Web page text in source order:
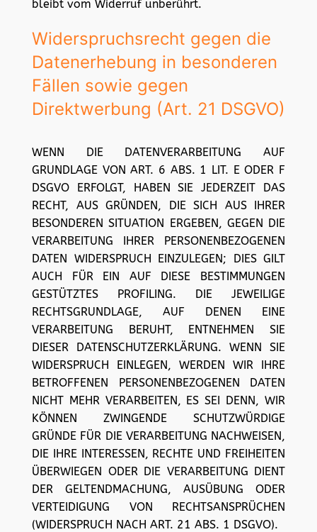
bleibt vom Widerruf unberührt.
Widerspruchsrecht gegen die
Datenerhebung in besonderen
Fällen sowie gegen
Direktwerbung (Art. 21 DSGVO)
WENN DIE DATENVERARBEITUNG AUF
GRUNDLAGE VON ART. 6 ABS. 1 LIT. E ODER F
DSGVO ERFOLGT, HABEN SIE JEDERZEIT DAS
RECHT, AUS GRÜNDEN, DIE SICH AUS IHRER
BESONDEREN SITUATION ERGEBEN, GEGEN DIE
VERARBEITUNG IHRER PERSONENBEZOGENEN
DATEN WIDERSPRUCH EINZULEGEN; DIES GILT
AUCH FÜR EIN AUF DIESE BESTIMMUNGEN
GESTÜTZTES PROFILING. DIE JEWEILIGE
RECHTSGRUNDLAGE, AUF DENEN EINE
VERARBEITUNG BERUHT, ENTNEHMEN SIE
DIESER DATENSCHUTZERKLÄRUNG. WENN SIE
WIDERSPRUCH EINLEGEN, WERDEN WIR IHRE
BETROFFENEN PERSONENBEZOGENEN DATEN
NICHT MEHR VERARBEITEN, ES SEI DENN, WIR
KÖNNEN ZWINGENDE SCHUTZWÜRDIGE
GRÜNDE FÜR DIE VERARBEITUNG NACHWEISEN,
DIE IHRE INTERESSEN, RECHTE UND FREIHEITEN
ÜBERWIEGEN ODER DIE VERARBEITUNG DIENT
DER GELTENDMACHUNG, AUSÜBUNG ODER
VERTEIDIGUNG VON RECHTSANSPRÜCHEN
(WIDERSPRUCH NACH ART. 21 ABS. 1 DSGVO).